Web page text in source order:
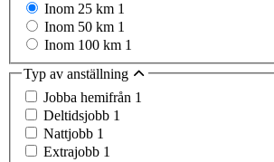
Inom 25 km 1
Inom 50 km 1
Inom 100 km 1
Typ av anställning
Jobba hemifrån 1
Deltidsjobb 1
Nattjobb 1
Extrajobb 1